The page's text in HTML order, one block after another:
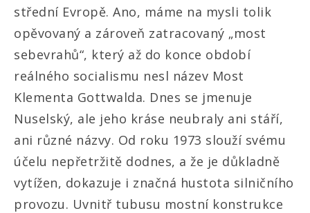
střední Evropě. Ano, máme na mysli tolik
opěvovaný a zároveň zatracovaný „most
sebevrahů“, který až do konce období
reálného socialismu nesl název Most
Klementa Gottwalda. Dnes se jmenuje
Nuselský, ale jeho kráse neubraly ani stáří,
ani různé názvy. Od roku 1973 slouží svému
účelu nepřetržitě dodnes, a že je důkladně
vytížen, dokazuje i značná hustota silničního
provozu. Uvnitř tubusu mostní konstrukce